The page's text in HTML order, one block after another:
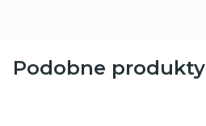
Podobne produkty